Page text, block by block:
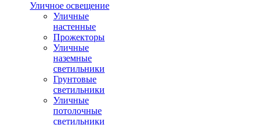
Уличное освещение
Уличные
настенные
Прожекторы
Уличные
наземные
светильники
Грунтовые
светильники
Уличные
потолочные
светильники